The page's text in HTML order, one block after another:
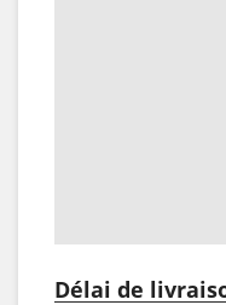
Délai de